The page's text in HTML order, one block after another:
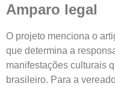
Amparo legal
O projeto menciona o
que determina a
manifestações culturais
brasileiro. Para a